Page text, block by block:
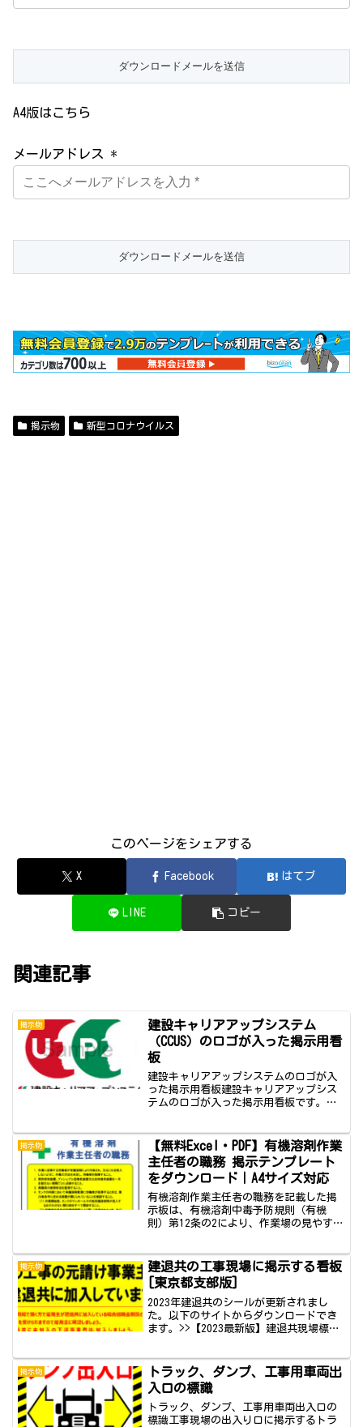
A4版はこちら
メールアドレス *
掲示物 新型コロナウイルス
このページをシェアする
X Facebook はてブ
LINE コピー
関連記事
掲示物
建設キャリアアップシステム
（CCUS）のロゴが入った掲示用看
板
建設キャリアアップシステムのロゴが入
った掲示用看板建設キャリアアップシス
テムのロゴが入った掲示用看板です。
していることをアピールするために掲示
していると検査官からの...
掲示物
【無料Excel・PDF】有機溶剤作業
主任者の職務 掲示テンプレート
をダウンロード｜A4サイズ対応
有機溶剤作業主任者の職務を記載した掲
示板は、有機溶剤中毒予防規則（有機
則）第12条の2により、作業場の見やすい
ンプレートを無料でダウンロードできま
す。📋 このペ...
掲示物
建退共の工事現場に掲示する看板
[東京都支部版]
2023年建退共のシールが更新されまし
た。以下のサイトからダウンロードでき
ます。>>【2023最新版】建退共現場標識
ル）このページで紹介している建退共の
現場標識シールは...
掲示物
トラック、ダンプ、工事用車両出
入口の標識
トラック、ダンプ、工事用車両出入口の
標識工事現場の出入り口に掲示するトラ